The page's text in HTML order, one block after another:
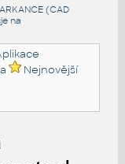
(CAD
na
Nejnovější